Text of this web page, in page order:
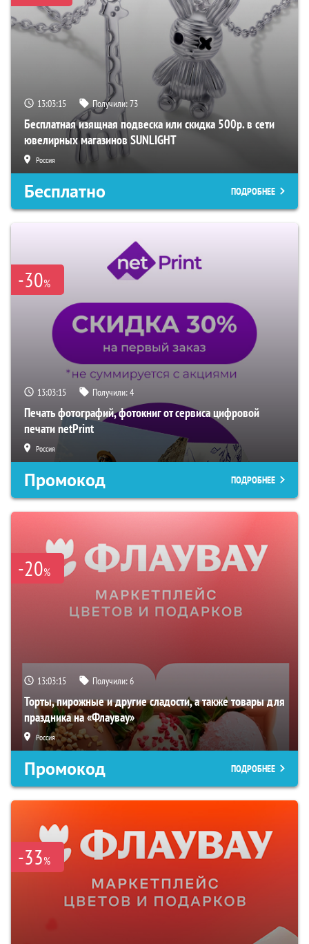
13:03:14 Получили:73
Бесплатная изящная подвеска или скидка 500р. в сети
ювелирных магазинов SUNLIGHT
Россия
Бесплатно ПОДРОБНЕЕ
-30%
13:03:14 Получили:4
Печать фотографий, фотокниг от сервиса цифровой
печати netPrint
Россия
Промокод ПОДРОБНЕЕ
-20%
13:03:14 Получили:6
Торты, пирожные и другие сладости, а также товары для
праздника на «Флаувау»
Россия
Промокод ПОДРОБНЕЕ
-33%